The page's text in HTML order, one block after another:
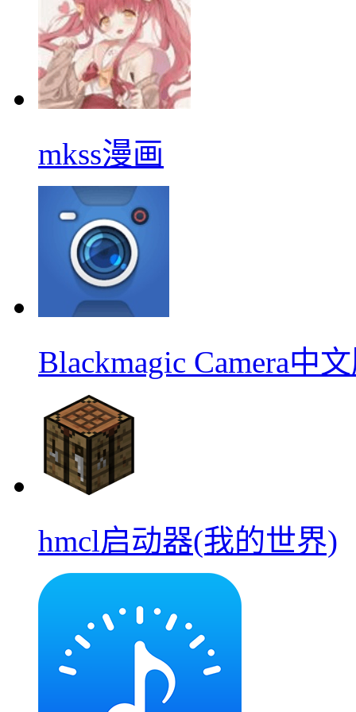
mkss漫画
Blackmagic Camera中
hmcl启动器(我的世界)